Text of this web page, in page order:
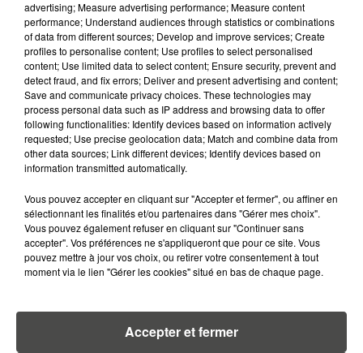
CAMPING-CAR : CE QUE VOUS
AVEZ LE DROIT DE FAIRE... ET LES
ERREURS...
RETROUVEZ TOUTE L'ACTU DE LA RÉGION ET
RECEVEZ LES ALERTES INFOS DE LA RÉDACTION
EN TÉLÉCHARGEANT L'APPLICATION MOBILE
RCA
LA RÉDACTION Voir toute l'équipe RCA
DIMITRI COUTAND
advertising; Measure advertising performance; Measure content
performance; Understand audiences through statistics or combinations
of data from different sources; Develop and improve services; Create
profiles to personalise content; Use profiles to select personalised
content; Use limited data to select content; Ensure security, prevent and
detect fraud, and fix errors; Deliver and present advertising and content;
Save and communicate privacy choices. These technologies may
process personal data such as IP address and browsing data to offer
following functionalities: Identify devices based on information actively
requested; Use precise geolocation data; Match and combine data from
other data sources; Link different devices; Identify devices based on
information transmitted automatically.
Vous pouvez accepter en cliquant sur "Accepter et fermer", ou affiner en
sélectionnant les finalités et/ou partenaires dans "Gérer mes choix".
Vous pouvez également refuser en cliquant sur "Continuer sans
accepter". Vos préférences ne s'appliqueront que pour ce site. Vous
pouvez mettre à jour vos choix, ou retirer votre consentement à tout
moment via le lien "Gérer les cookies" situé en bas de chaque page.
Accepter et fermer